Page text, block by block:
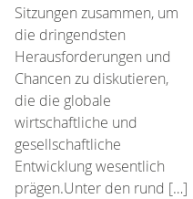
Sitzungen zusammen, um
die dringendsten
Herausforderungen und
Chancen zu diskutieren,
die die globale
wirtschaftliche und
gesellschaftliche
Entwicklung wesentlich
prägen.Unter den rund […]